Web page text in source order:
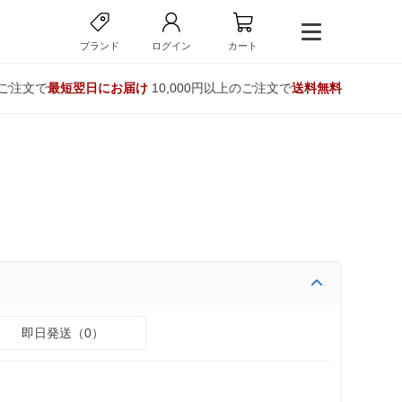
ブランド ログイン カート
注文で最短翌日にお届け10,000円以上のご注文で送料無料
即日発送（0）